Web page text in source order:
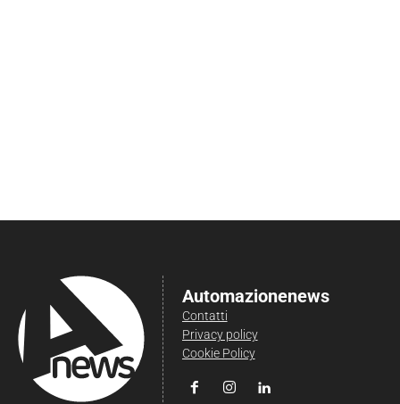
Automazionenews
Contatti
Privacy policy
Cookie Policy